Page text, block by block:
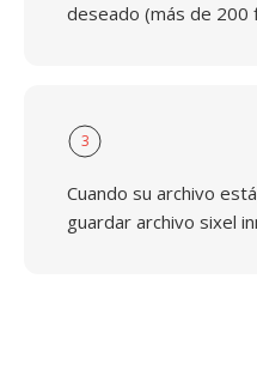
deseado (más de
3
Cuando su archivo
guardar archivo sixel